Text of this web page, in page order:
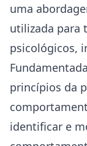
uma
utilizada para
psicológicos,
princípios da
identificar e